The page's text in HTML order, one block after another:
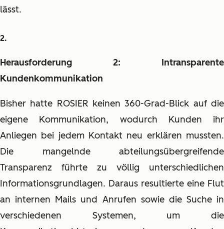
lässt.
Herausforderung 2: Intransparente
Kundenkommunikation
Bisher hatte ROSIER keinen 360-Grad-Blick auf die
eigene Kommunikation, wodurch Kunden ihr
Anliegen bei jedem Kontakt neu erklären mussten.
Die mangelnde abteilungsübergreifende
Transparenz führte zu völlig unterschiedlichen
Informationsgrundlagen. Daraus resultierte eine Flut
an internen Mails und Anrufen sowie die Suche in
verschiedenen Systemen, um die